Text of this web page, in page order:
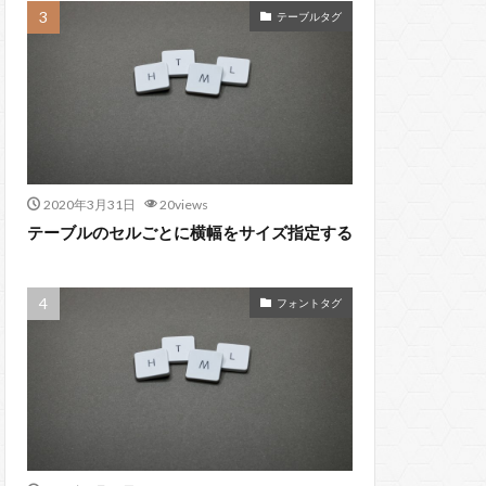
テーブルタグ
2020年3月31日 20views
テーブルのセルごとに横幅をサイズ指定する
フォントタグ